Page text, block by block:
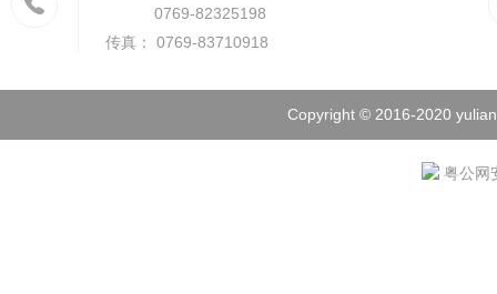
0769-82325198
传真： 0769-83710918
Copyright © 2016-2020
粤公网